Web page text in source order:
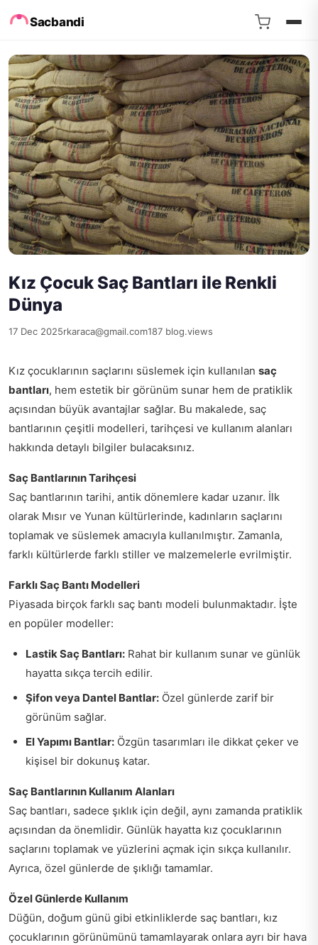
Sacbandi
Kız Çocuk Saç Bantları ile Renkli
Dünya
17 Dec 2025rkaraca@gmail.com187 blog.views
Kız çocuklarının saçlarını süslemek için kullanılan saç
bantları, hem estetik bir görünüm sunar hem de pratiklik
açısından büyük avantajlar sağlar. Bu makalede, saç
bantlarının çeşitli modelleri, tarihçesi ve kullanım alanları
hakkında detaylı bilgiler bulacaksınız.
Saç Bantlarının Tarihçesi
Saç bantlarının tarihi, antik dönemlere kadar uzanır. İlk
olarak Mısır ve Yunan kültürlerinde, kadınların saçlarını
toplamak ve süslemek amacıyla kullanılmıştır. Zamanla,
farklı kültürlerde farklı stiller ve malzemelerle evrilmiştir.
Farklı Saç Bantı Modelleri
Piyasada birçok farklı saç bantı modeli bulunmaktadır. İşte
en popüler modeller:
Lastik Saç Bantları: Rahat bir kullanım sunar ve günlük
hayatta sıkça tercih edilir.
Şifon veya Dantel Bantlar: Özel günlerde zarif bir
görünüm sağlar.
El Yapımı Bantlar: Özgün tasarımları ile dikkat çeker ve
kişisel bir dokunuş katar.
Saç Bantlarının Kullanım Alanları
Saç bantları, sadece şıklık için değil, aynı zamanda pratiklik
açısından da önemlidir. Günlük hayatta kız çocuklarının
saçlarını toplamak ve yüzlerini açmak için sıkça kullanılır.
Ayrıca, özel günlerde de şıklığı tamamlar.
Özel Günlerde Kullanım
Düğün, doğum günü gibi etkinliklerde saç bantları, kız
çocuklarının görünümünü tamamlayarak onlara ayrı bir hava